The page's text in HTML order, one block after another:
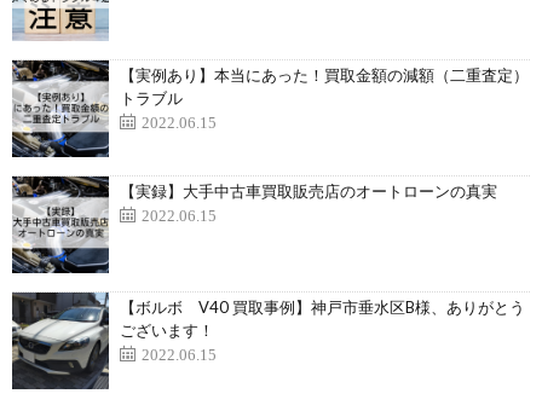
【実例あり】本当にあった！買取金額の減額（二重査定）
トラブル
2022.06.15
【実録】大手中古車買取販売店のオートローンの真実
2022.06.15
【ボルボ V40 買取事例】神戸市垂水区B様、ありがとう
ございます！
2022.06.15